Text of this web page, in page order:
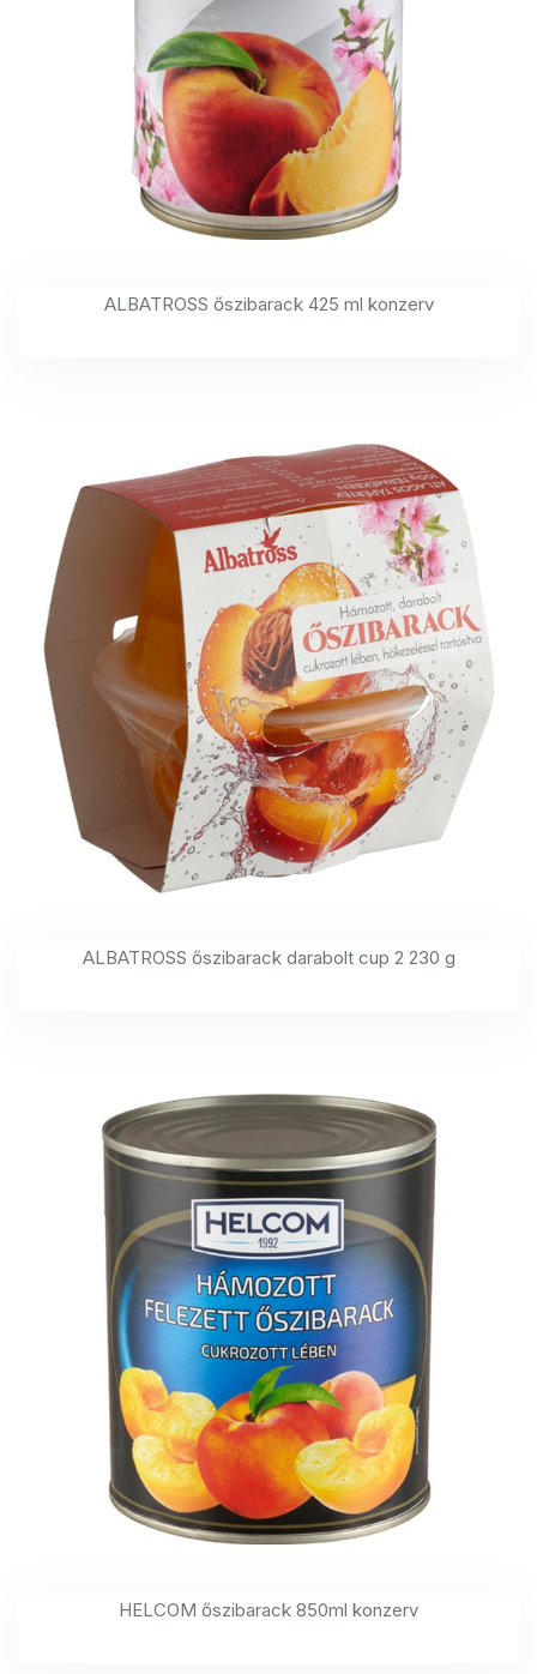
ALBATROSS őszibarack 425 ml konzerv
ALBATROSS őszibarack darabolt cup 2 230 g
HELCOM őszibarack 850ml konzerv